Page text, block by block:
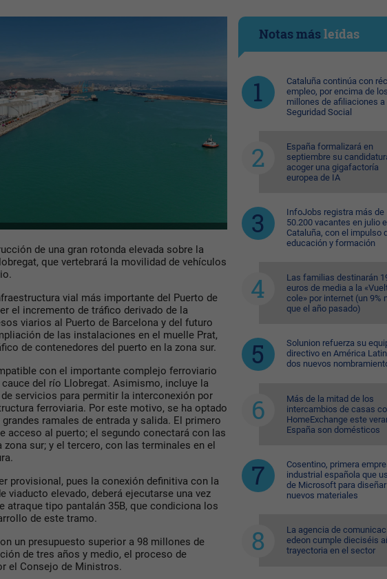
de una gran rotonda elevada sobre la
que vertebrará la movilidad de vehículos
vial más importante del Puerto de
el incremento de tráfico derivado de la
viarios al Puerto de Barcelona y del futuro
de las instalaciones en el muelle Prat,
de contenedores del puerto en la zona sur.
con el importante complejo ferroviario
del río Llobregat. Asimismo, incluye la
servicios para permitir la interconexión por
ferroviaria. Por este motivo, se ha optado
ramales de entrada y salida. El primero
acceso al puerto; el segundo conectará con las
sur; y el tercero, con las terminales en el
provisional, pues la conexión definitiva con la
viaducto elevado, deberá ejecutarse una vez
atraque tipo pantalán 35B, que condiciona los
de este tramo.
un presupuesto superior a 98 millones de
de tres años y medio, el proceso de
el Consejo de Ministros.
Notas másleídas
Cataluña continúa con
empleo, por encima de
millones de afiliaciones a
Seguridad Social
España formalizará en
septiembre su
acoger una gigafactoría
europea de IA
InfoJobs registra más de
50.200 vacantes en julio
Cataluña, con el impulso
educación y formación
Las familias destinarán
euros de media a la
cole» por internet (un 9%
que el año pasado)
Solunion refuerza su
directivo en América
dos nuevos
Más de la mitad de los
intercambios de casas
HomeExchange este
España son domésticos
Cosentino, primera
industrial española que
de Microsoft para diseñar
nuevos materiales
La agencia de
edeon cumple dieciséis
trayectoria en el sector